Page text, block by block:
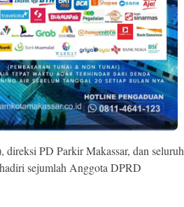
direksi PD Parkir Makassar, dan seluruh
sejumlah Anggota DPRD